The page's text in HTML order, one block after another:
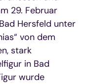
29. Februar
Hersfeld unter
von dem
stark
in Bad
wurde